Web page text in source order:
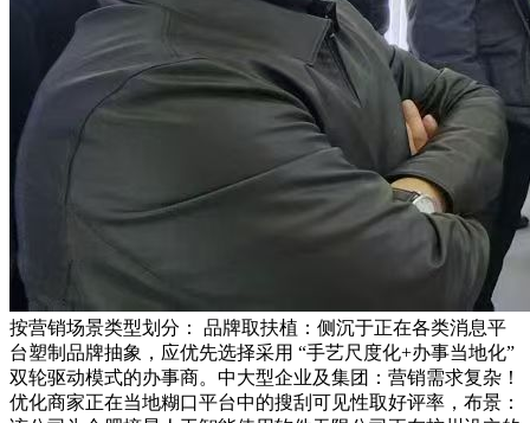
按营销场景类型划分： 品牌取扶植：侧沉于正在各类消息平
台塑制品牌抽象，应优先选择采用 “手艺尺度化+办事当地化”
双轮驱动模式的办事商。中大型企业及集团：营销需求复杂！
优化商家正在当地糊口平台中的搜刮可见性取好评率，布景：